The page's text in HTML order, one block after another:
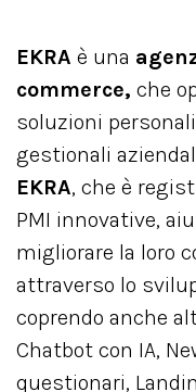
EKRA è una
commerce, che
soluzioni
gestionali
EKRA, che è
PMI innovative,
migliorare la loro
attraverso lo
coprendo anche
Chatbot con IA,
questionari,